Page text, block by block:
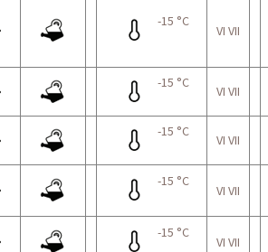
-15 °C
VI VII
-15 °C
VI VII
-15 °C
VI VII
-15 °C
VI VII
-15 °C
VI VII